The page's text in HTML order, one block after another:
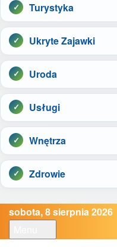
Turystyka
Ukryte Zajawki
Uroda
Usługi
Wnętrza
Zdrowie
sobota, 8 sierpnia 2026